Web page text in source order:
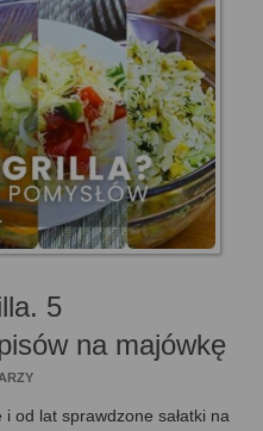
5
na majówkę
od lat sprawdzone sałatki na